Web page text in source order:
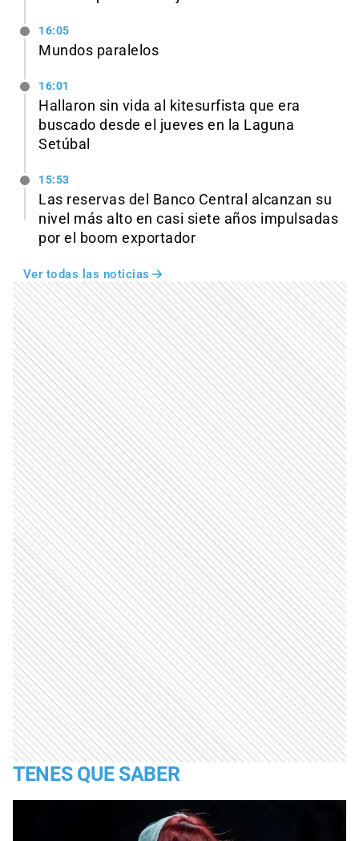
16:05
Mundos paralelos
16:01
Hallaron sin vida al kitesurfista que era
buscado desde el jueves en la Laguna
Setúbal
15:53
Las reservas del Banco Central alcanzan su
nivel más alto en casi siete años impulsadas
por el boom exportador
Ver todas las noticias
TENES QUE SABER